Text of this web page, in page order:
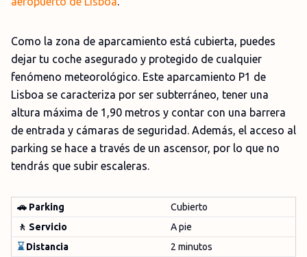
Como la zona de aparcamiento está cubierta, puedes
dejar tu coche asegurado y protegido de cualquier
fenómeno meteorológico. Este aparcamiento P1 de
Lisboa se caracteriza por ser subterráneo, tener una
altura máxima de 1,90 metros y contar con una barrera
de entrada y cámaras de seguridad. Además, el acceso al
parking se hace a través de un ascensor, por lo que no
tendrás que subir escaleras.
🚗 Parking
Cubierto
🚶 Servicio
A pie
⌛ Distancia
2 minutos